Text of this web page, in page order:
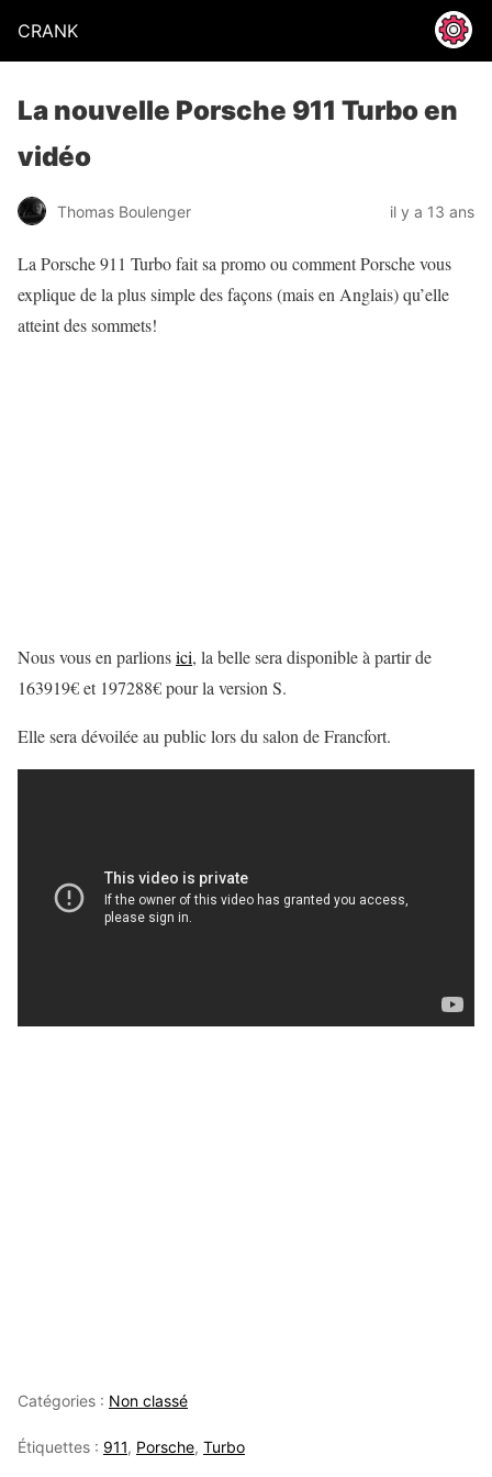
CRANK
La nouvelle Porsche 911 Turbo en
vidéo
Thomas Boulenger il y a 13 ans
La Porsche 911 Turbo fait sa promo ou comment Porsche vous
explique de la plus simple des façons (mais en Anglais) qu’elle
atteint des sommets!
Nous vous en parlionsici, la belle sera disponible à partir de
163919€ et 197288€ pour la version S.
Elle sera dévoilée au public lors du salon de Francfort.
Catégories : Non classé
Étiquettes : 911, Porsche, Turbo